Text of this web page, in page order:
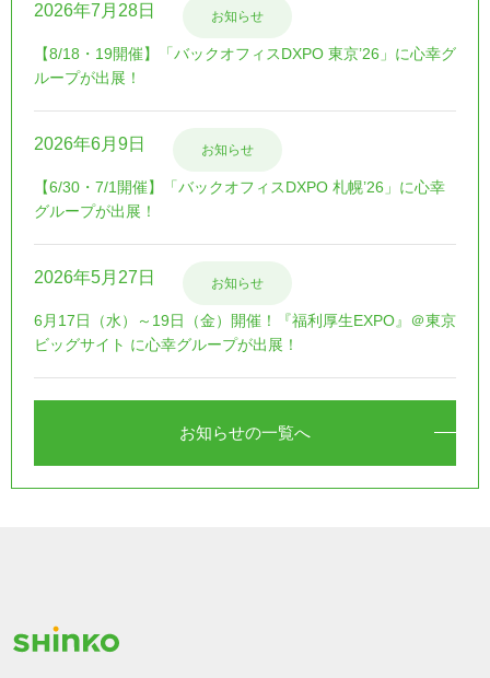
2026年7月28日 お知らせ
【8/18・19開催】「バックオフィスDXPO 東京’26」に心幸グ
ループが出展！
2026年6月9日 お知らせ
【6/30・7/1開催】「バックオフィスDXPO 札幌’26」に心幸
グループが出展！
2026年5月27日 お知らせ
6月17日（水）～19日（金）開催！『福利厚生EXPO』＠東京
ビッグサイト に心幸グループが出展！
お知らせの一覧へ